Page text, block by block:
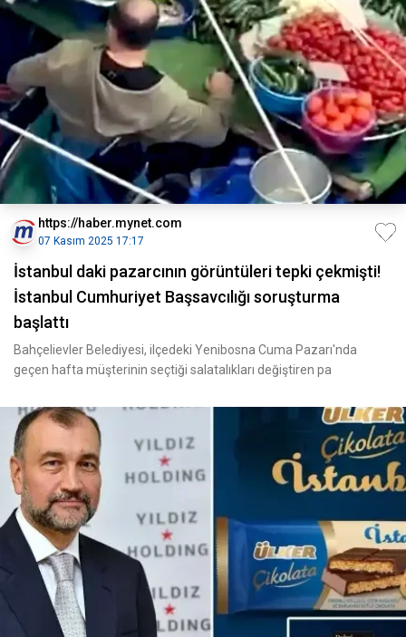
https://haber.mynet.com
07 Kasım 2025 17:17
İstanbul daki pazarcının görüntüleri tepki çekmişti!
İstanbul Cumhuriyet Başsavcılığı soruşturma
başlattı
Bahçelievler Belediyesi, ilçedeki Yenibosna Cuma Pazarı'nda
geçen hafta müşterinin seçtiği salatalıkları değiştiren pa